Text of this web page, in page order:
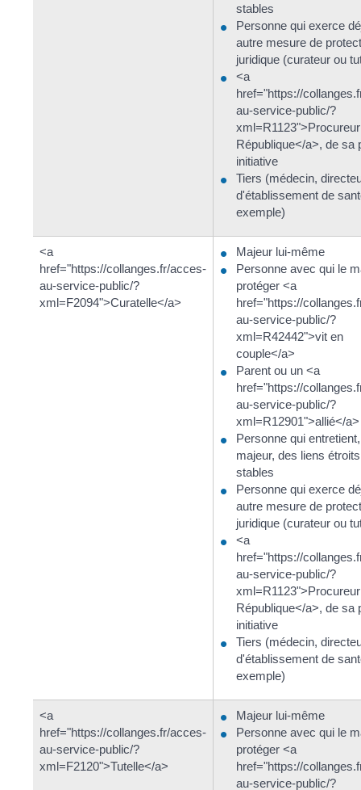
stables
Personne qui exerce
autre mesure de
juridique (curateur ou
<a
href="https://
au-service-public/?
République</a>, de sa
initiative
Tiers (médecin,
d'établissement de
exemple)
<a
href="https://collanges.fr/acces-
au-service-public/?
xml=F2094">Curatelle</a>
Majeur lui-même
Personne avec qui le
protéger <a
href="https://
au-service-public/?
xml=R42442">vit en
couple</a>
Parent ou un <a
href="https://
au-service-public/?
xml=R12901">allié</a>
Personne qui
majeur, des liens
stables
Personne qui exerce
autre mesure de
juridique (curateur ou
<a
href="https://
au-service-public/?
République</a>, de sa
initiative
Tiers (médecin,
d'établissement de
exemple)
<a
href="https://collanges.fr/acces-
au-service-public/?
xml=F2120">Tutelle</a>
Majeur lui-même
Personne avec qui le
protéger <a
href="https://
au-service-public/?